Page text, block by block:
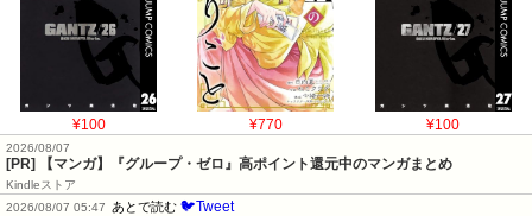
¥100 ¥770 ¥100
2026/08/07
[PR] 【マンガ】『グループ・ゼロ』高ポイント還元中のマンガまとめ
Kindleストア
2026/08/07 05:47
あとで読む 🐦Tweet